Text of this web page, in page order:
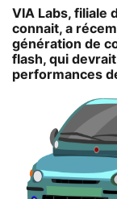
VIA Labs, filiale
connait, a
génération de
flash, qui
performances